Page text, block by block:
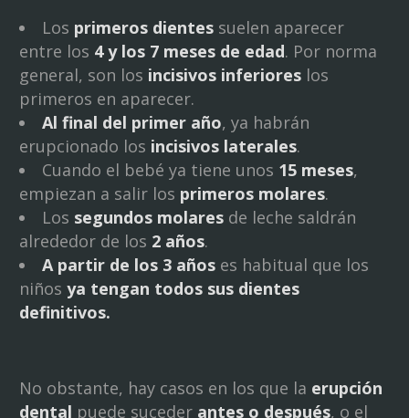
Los primeros dientessuelen aparecer
entre los 4 y los 7 meses de edad. Por norma
general, son los incisivos inferioreslos
primeros en aparecer.
Al final del primer año, ya habrán
erupcionado los incisivos laterales.
Cuando el bebé ya tiene unos 15 meses,
empiezan a salir los primeros molares.
Los segundos molaresde leche saldrán
alrededor de los 2 años.
A partir de los 3 añoses habitual que los
niños ya tengan todos sus dientes
definitivos.
No obstante, hay casos en los que la erupción
dental puede suceder antes o después, o el